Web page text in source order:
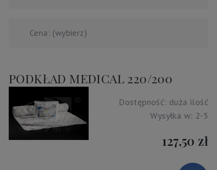
Cena: (wybierz)
PODKŁAD MEDICAL 220/200
Dostępność: duża ilość
Wysyłka w: 2-5
127,50 zł